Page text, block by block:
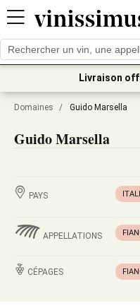
Livraison
Domaines / Guido Marsella
Guido Marsella
PAYS
APPELLATIONS
CÉPAGES